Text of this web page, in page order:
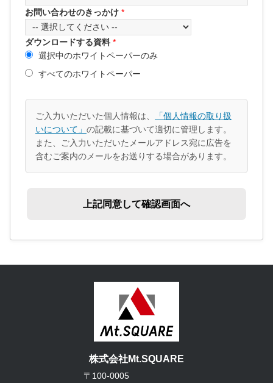
お問い合わせのきっかけ *
ダウンロードする資料 *
選択中のホワイトペーパーのみ
すべてのホワイトペーパー
ご入力いただいた個人情報は、
「個人情報の取り扱
いについて」 の記載に基づいて適切に管理します。
また、ご入力いただいたメールアドレス宛に広告を
含むご案内のメールをお送りする場合があります。
株式会社Mt.SQUARE
〒100-0005